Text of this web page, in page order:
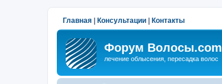
Главная Консультации Контакты
Форум Волосы.com
лечение облысения, пересадка волос